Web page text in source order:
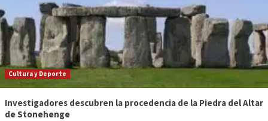
Cultura y Deporte
Investigadores descubren la procedencia de la Piedra del Altar
de Stonehenge